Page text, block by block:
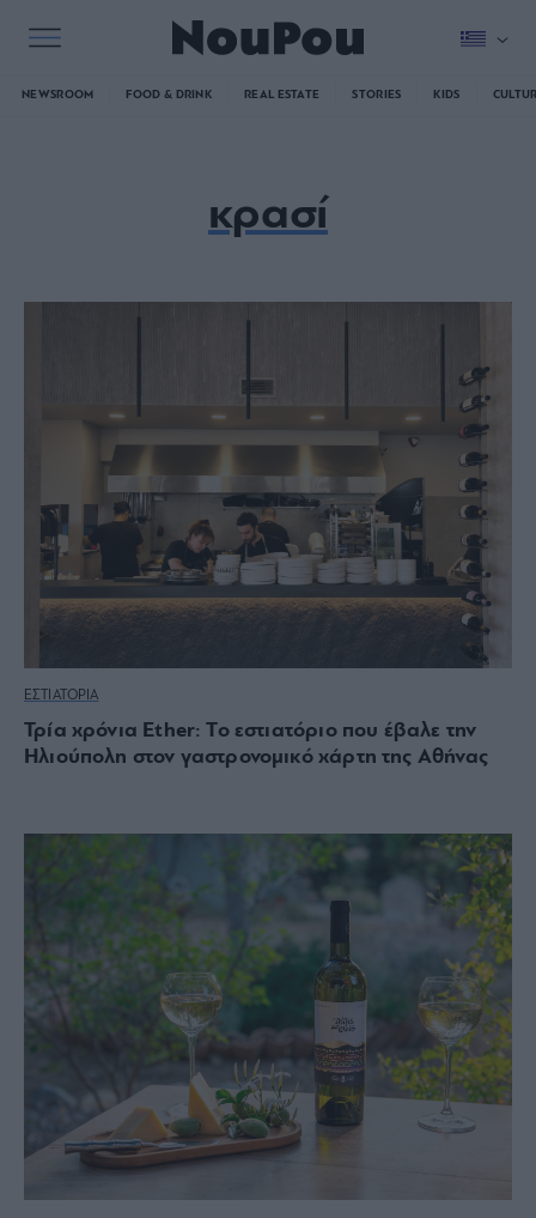
NEWSROOM FOOD & DRINK REAL ESTATE STORIES KIDS
κρασί
ΕΣΤΙΑΤΟΡΙΑ
Τρία χρόνια Ether: Το εστιατόριο που έβαλε την
Ηλιούπολη στον γαστρονομικό χάρτη της Αθήνας